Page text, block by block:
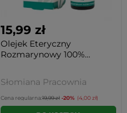
15,99 zł
Olejek Eteryczny
Rozmarynowy 100%...
Słomiana Pracownia
Cena regularna:19,99 zł -20% (4,00 zł)